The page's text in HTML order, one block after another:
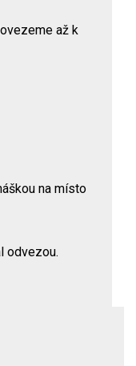
až k
na místo
odvezou.